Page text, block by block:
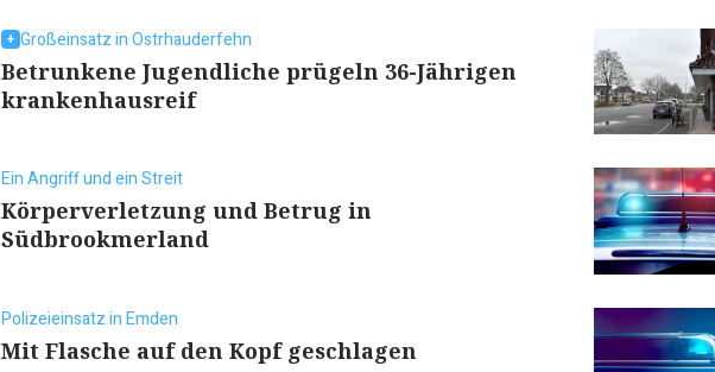
Großeinsatz in Ostrhauderfehn
Betrunkene Jugendliche prügeln 36-Jährigen
krankenhausreif
Ein Angriff und ein Streit
Körperverletzung und Betrug in
Südbrookmerland
Polizeieinsatz in Emden
Mit Flasche auf den Kopf geschlagen